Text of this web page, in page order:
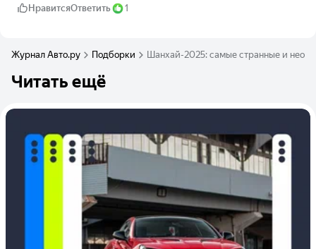
НравитсяОтветить 1
Журнал Авто.ру Подборки Шанхай-2025: самые странные и
Читать ещё